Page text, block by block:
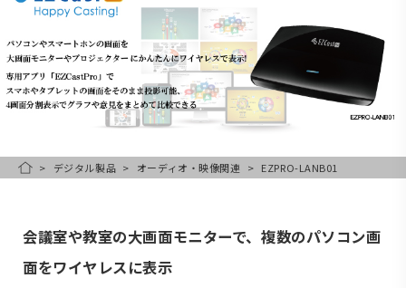
ン
ツ
に
HOMEデジタル製品 オーディオ・映像関連 EZPRO-LANB01
会議室や教室の大画面モニターで、複数のパソコン画
面をワイヤレスに表示